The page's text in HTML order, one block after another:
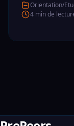
Orientation/
4 min de